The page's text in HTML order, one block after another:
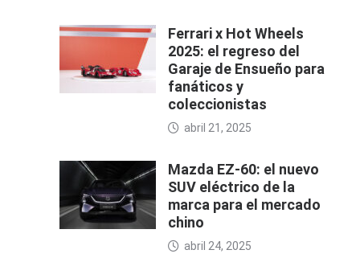
Ferrari x Hot Wheels
2025: el regreso del
Garaje de Ensueño para
fanáticos y
coleccionistas
abril 21, 2025
Mazda EZ-60: el nuevo
SUV eléctrico de la
marca para el mercado
chino
abril 24, 2025